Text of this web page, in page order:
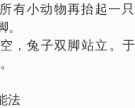
有小动物再抬起一
，兔子双脚站立。
法